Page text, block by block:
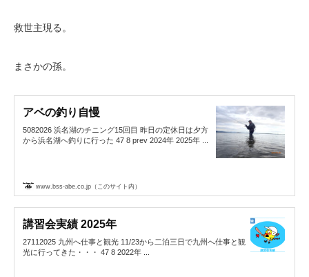
救世主現る。
まさかの孫。
アベの釣り自慢
5082026 浜名湖のチニング15回目 昨日の定休日は夕方
から浜名湖へ釣りに行った 47 8 prev 2024年 2025年 ...
www.bss-abe.co.jp（このサイト内）
講習会実績 2025年
27112025 九州へ仕事と観光 11/23から二泊三日で九州へ仕事と観
光に行ってきた・・・ 47 8 2022年 ...